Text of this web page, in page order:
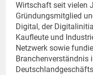
Wirtschaft seit vielen
Gründungsmitglied
Digital, der
Kaufleute und
Netzwerk sowie
Branchenverständnis